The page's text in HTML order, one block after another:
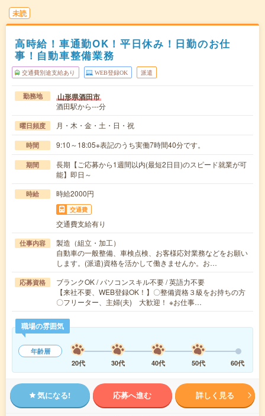
未読
高時給！車通勤OK！平日休み！日勤のお仕
事！自動車整備業務
交通費別途支給あり WEB登録OK 派遣
勤務地 山形県酒田市
酒田駅から---分
曜日頻度 月・木・金・土・日・祝
時間 9:10～18:05※表記のうち実働7時間40分です。
期間
長期【ご応募から1週間以内(最短2日目)のスピード就業が可
能】即日～
時給 時給2000円
交通費
交通費支給有り
仕事内容
製造（組立・加工）
自動車の一般整備、車検点検、お客様応対業務などをお願い
します。(派遣)資格を活かして働きませんか。お…
応募資格
ブランクOK / パソコンスキル不要 / 英語力不要
【来社不要、WEB登録OK！】〇整備資格３級をお持ちの方
〇フリーター、主婦(夫) 大歓迎！ ※お仕事…
職場の雰囲気
年齢層
20代
30代 40代 50代 60代
気になる! 応募へ進む 詳しく見る